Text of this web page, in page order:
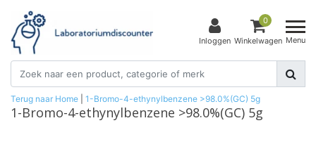
Inloggen
0
Winkelwagen Menu
Terug naar Home 1-Bromo-4-ethynylbenzene >98.0%(GC) 5g
1-Bromo-4-ethynylbenzene >98.0%(GC) 5g